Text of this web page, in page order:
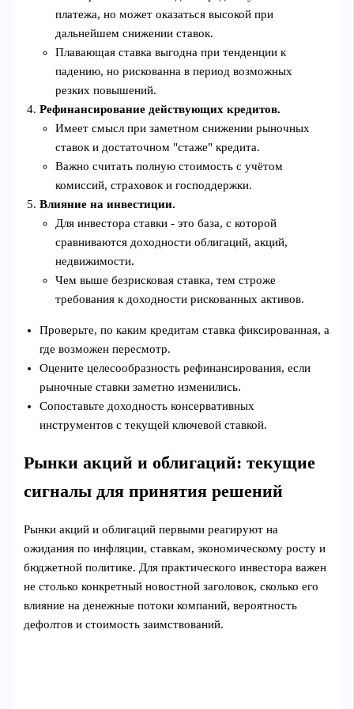
платежа, но может оказаться высокой при
дальнейшем снижении ставок.
Плавающая ставка выгодна при тенденции к
падению, но рискованна в период возможных
резких повышений.
Рефинансирование действующих кредитов.
Имеет смысл при заметном снижении рыночных
ставок и достаточном "стажe" кредита.
Важно считать полную стоимость с учётом
комиссий, страховок и господдержки.
Влияние на инвестиции.
Для инвестора ставки - это база, с которой
сравниваются доходности облигаций, акций,
недвижимости.
Чем выше безрисковая ставка, тем строже
требования к доходности рискованных активов.
Проверьте, по каким кредитам ставка фиксированная, а
где возможен пересмотр.
Оцените целесообразность рефинансирования, если
рыночные ставки заметно изменились.
Сопоставьте доходность консервативных
инструментов с текущей ключевой ставкой.
Рынки акций и облигаций: текущие
сигналы для принятия решений
Рынки акций и облигаций первыми реагируют на
ожидания по инфляции, ставкам, экономическому росту и
бюджетной политике. Для практического инвестора важен
не столько конкретный новостной заголовок, сколько его
влияние на денежные потоки компаний, вероятность
дефолтов и стоимость заимствований.